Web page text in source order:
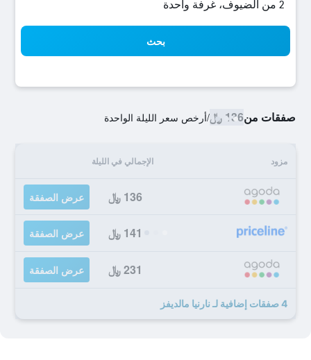
2 من الضيوف، غرفة واحدة
بحث
صفقات من136 ﷼ /أرخص سعر الليلة الواحدة
مزود الإجمالي في الليلة
136 ﷼ عرض الصفقة
141 ﷼ عرض الصفقة
231 ﷼ عرض الصفقة
4 صفقات إضافية لـ نارنيا مالديفز